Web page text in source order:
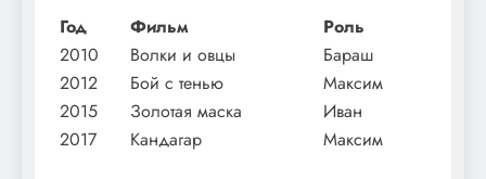
Год Фильм
Роль
2010
Волки и овцы
Бараш
2012
Бой с тенью
Максим
2015
Золотая маска
Иван
2017
Кандагар Максим